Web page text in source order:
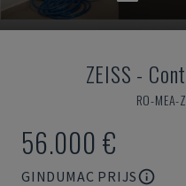
ZEISS -
RO-
56.000 €
GINDUMAC PRIJS